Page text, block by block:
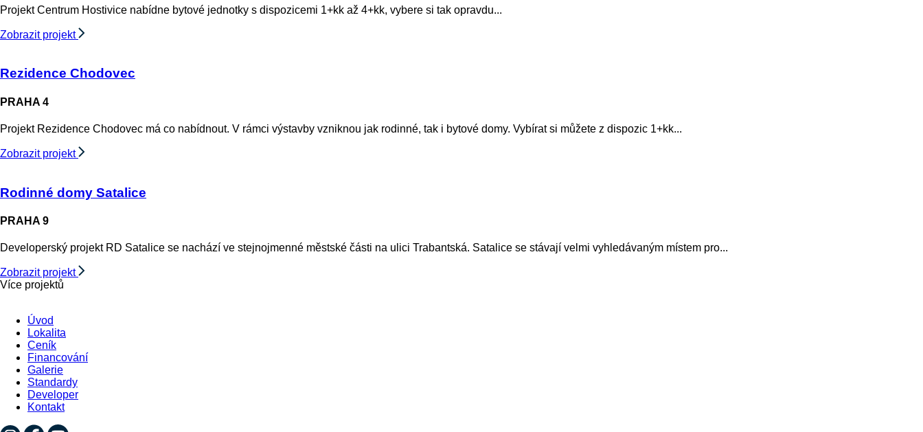
Projekt Centrum Hostivice nabídne bytové jednotky s dispozicemi 1+kk až 4+kk, vybere si tak opravdu...
Zobrazit projekt
Rezidence Chodovec
PRAHA 4
Projekt Rezidence Chodovec má co nabídnout. V rámci výstavby vzniknou jak rodinné, tak i bytové domy. Vybírat si můžete z dispozic 1+kk...
Zobrazit projekt
Rodinné domy Satalice
PRAHA 9
Developerský projekt RD Satalice se nachází ve stejnojmenné městské části na ulici Trabantská. Satalice se stávají velmi vyhledávaným místem pro...
Zobrazit projekt
Více projektů
Úvod
Lokalita
Ceník
Financování
Galerie
Standardy
Developer
Kontakt